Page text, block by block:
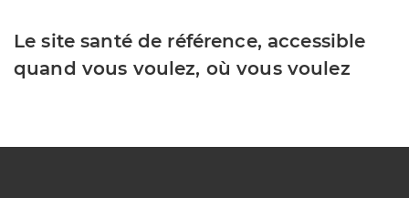
Le site santé de référence, accessible
quand vous voulez, où vous voulez